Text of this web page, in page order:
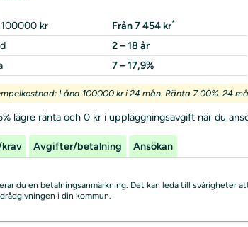
100000 kr Från 7 454 kr*
2 – 18 år
7 – 17,9%
Låna 100000 kr i 24 mån. Ränta 7.00%. 24
lägre ränta och 0 kr i uppläggningsavgift när du
Avgifter/betalning Ansökan
du en betalningsanmärkning. Det kan leda till svårigheter
i din kommun.